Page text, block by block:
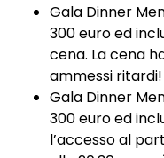
Gala Dinner
300 euro ed
cena. La cena
ammessi ritardi!
Gala Dinner
300 euro ed
l’accesso al